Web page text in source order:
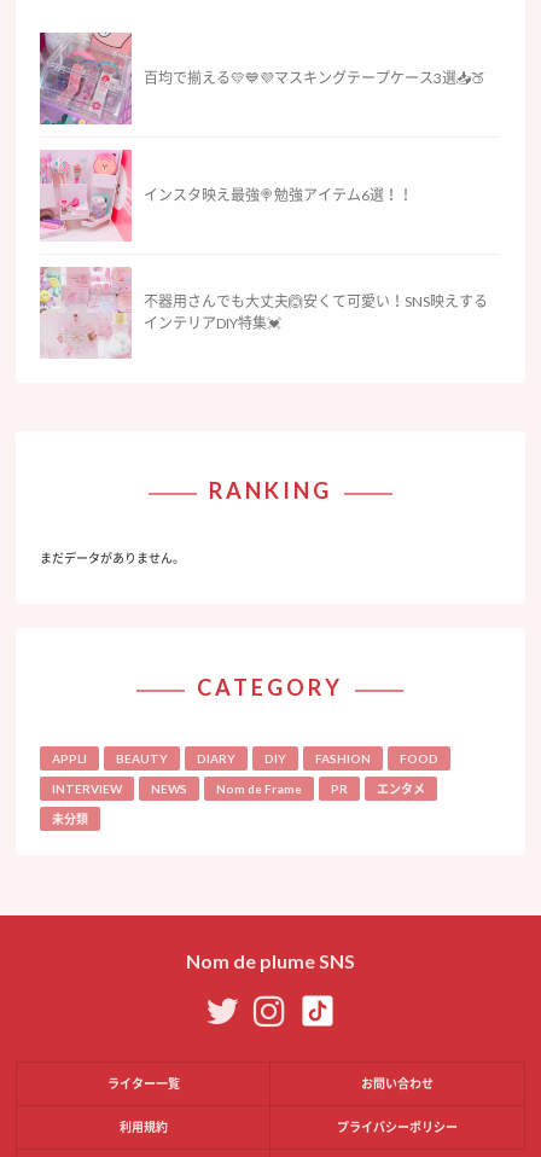
百均で揃える💛💙💜マスキングテープケース3選📥🍑
インスタ映え最強🍭勉強アイテム6選！！
不器用さんでも大丈夫🙆安くて可愛い！SNS映えする
インテリアDIY特集💓
RANKING
まだデータがありません。
CATEGORY
APPLI BEAUTY DIARY DIY FASHION FOOD
INTERVIEW NEWS Nom de Frame PR エンタメ
未分類
Nom de plume SNS
ライター一覧 お問い合わせ
利用規約 プライバシーポリシー